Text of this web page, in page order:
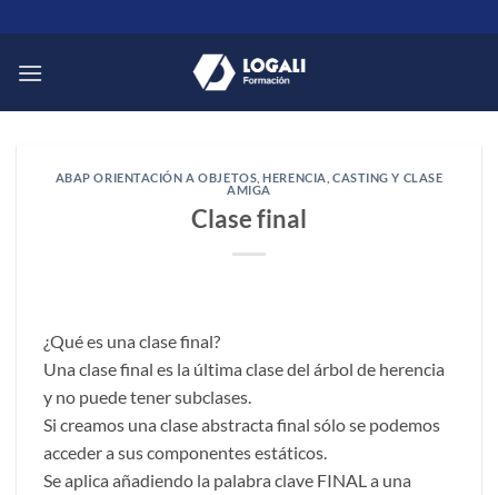
al
contenido
ABAP ORIENTACIÓN A OBJETOS ,HERENCIA, CASTING Y CLASE
AMIGA
Clase final
¿Qué es una clase final?
Una clase final es la última clase del árbol de herencia
y no puede tener subclases.
Si creamos una clase abstracta final sólo se podemos
acceder a sus componentes estáticos.
Se aplica añadiendo la palabra clave FINAL a una